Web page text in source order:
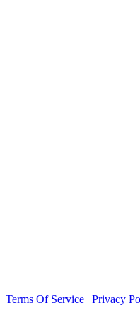
Terms Of Service | Privacy